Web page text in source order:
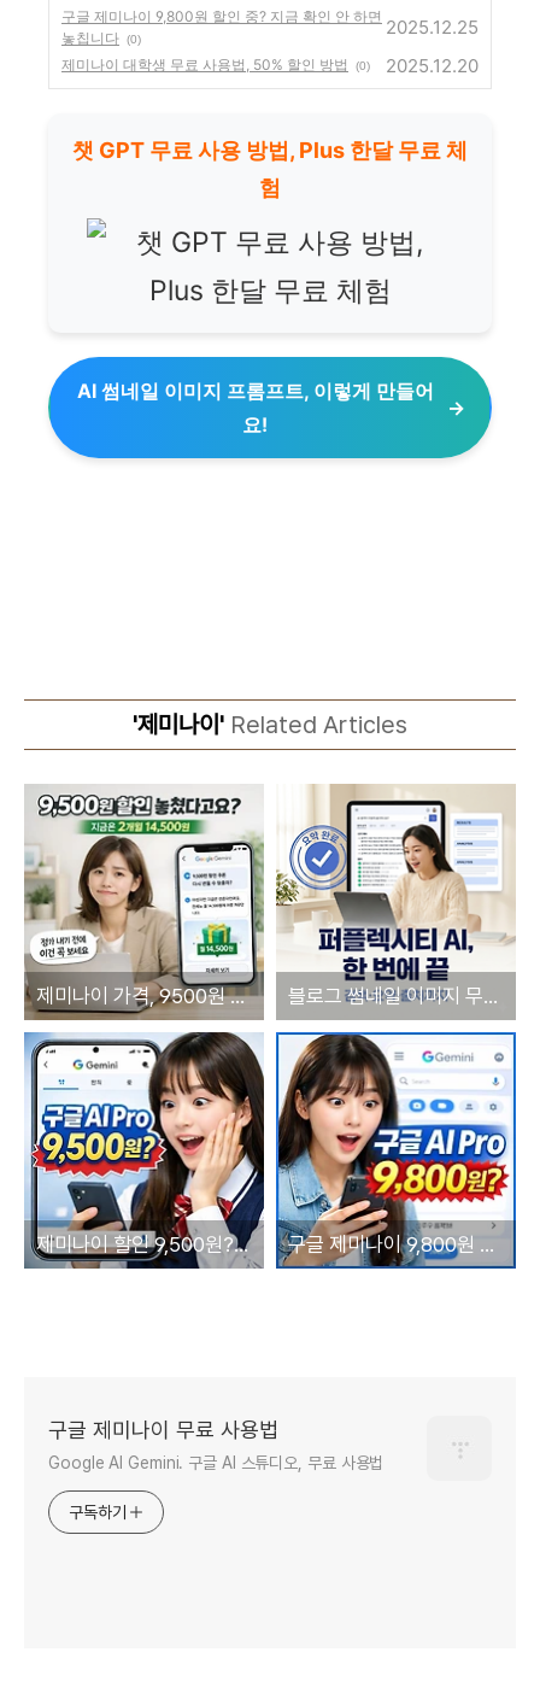
구글 제미나이 9,800원 할인 중? 지금 확인 안 하면
놓칩니다 (0)
2025.12.25
제미나이 대학생 무료 사용법, 50% 할인 방법 (0) 2025.12.20
챗 GPT 무료 사용 방법, Plus 한달 무료 체
험
AI 썸네일 이미지 프롬프트, 이렇게 만들어
요!
'제미나이' Related Articles
제미나이 가격, 9500원 할인을 놓쳤다면 블로그 썸네일 이미지 무료 생성 프롬프트, gemini, chatgpt, sora, Perplexity 이미지 비교
제미나이 할인 9,500원? Google AI Pro 지금 안 쓰면 손해 구글 제미나이 9,800원 할인 중? 지금 확인 안 하면 놓칩니다
구글 제미나이 무료 사용법
Google AI Gemini. 구글 AI 스튜디오, 무료 사용법
구독하기